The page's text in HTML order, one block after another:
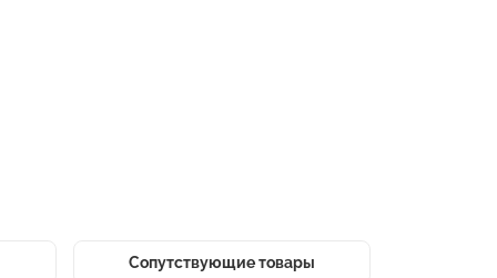
Сопутствующие товары